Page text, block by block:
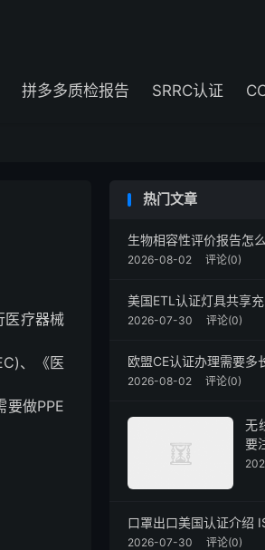
拼多多质检报告 SRRC认证
医疗器械
、《医
做PPE
热门文章
生物相容性评价报告怎
2026-08-02 评论(0)
美国ETL认证灯具共享
2026-07-30 评论(0)
欧盟CE认证办理需要多
2026-08-02 评论(0)
无
要
口罩出口美国认证介绍
2026-07-30 评论(0)